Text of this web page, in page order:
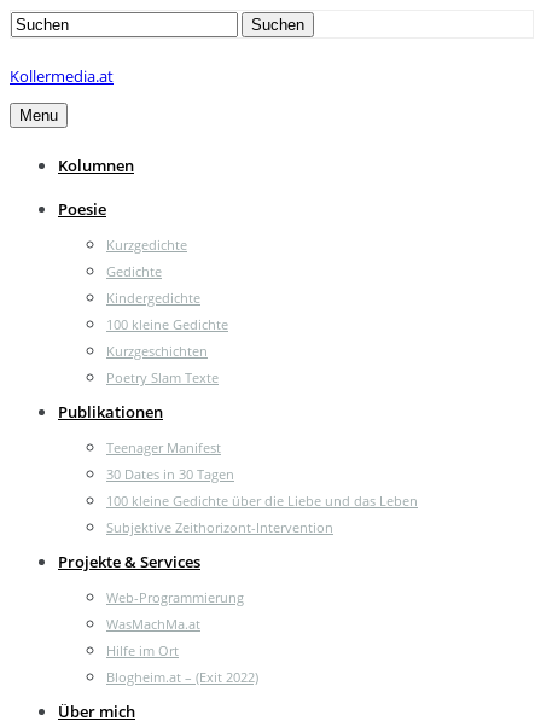
Search
Suchen
Kollermedia.at
Menu
Kolumnen
Poesie
Kurzgedichte
Gedichte
Kindergedichte
100 kleine Gedichte
Kurzgeschichten
Poetry Slam Texte
Publikationen
Teenager Manifest
30 Dates in 30 Tagen
100 kleine Gedichte über die Liebe und das Leben
Subjektive Zeithorizont-Intervention
Projekte & Services
Web-Programmierung
WasMachMa.at
Hilfe im Ort
Blogheim.at – (Exit 2022)
Über mich